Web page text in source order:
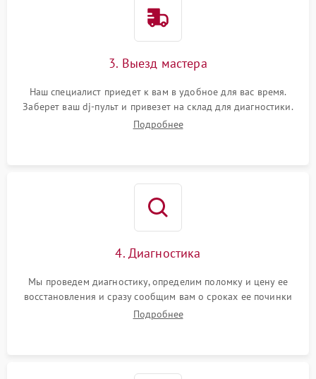
1000 ₽
Поломка системы защиты
1000 ₽
3. Выезд мастера
Наш специалист приедет к вам в удобное для вас время.
Заберет ваш dj-пульт и привезет на склад для диагностики.
Подробнее
4. Диагностика
Мы проведем диагностику, определим поломку и цену ее
восстановления и сразу сообщим вам о сроках ее починки
Подробнее